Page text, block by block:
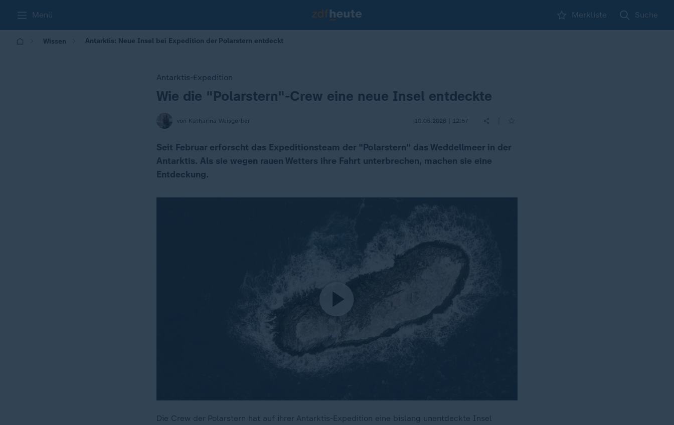
Menü Merkliste Suche
Wissen Antarktis: Neue Insel bei Expedition der Polarstern entdeckt
Antarktis-Expedition
:
Wie die "Polarstern"-Crew eine neue Insel entdeckte
von Katharina Weisgerber 10.05.2026 | 12:57
Seit Februar erforscht das Expeditionsteam der "Polarstern" das Weddellmeer in der
Antarktis. Als sie wegen rauen Wetters ihre Fahrt unterbrechen, machen sie eine
Entdeckung.
Die Crew der Polarstern hat auf ihrer Antarktis-Expedition eine bislang unentdeckte Insel